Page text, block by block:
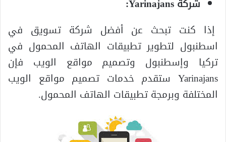
شركة Yarinajans:
إذا كنت تبحث عن أفضل شركة تسويق في
اسطنبول لتطوير تطبيقات الهاتف المحمول في
تركيا وإسطنبول وتصميم مواقع الويب فإن
Yarinajans ستقدم خدمات تصميم مواقع الويب
المختلفة وبرمجة تطبيقات الهاتف المحمول.